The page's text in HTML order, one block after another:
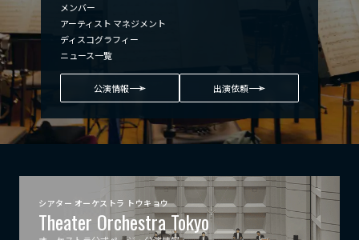
メンバー
アーティスト マネジメント
ディスコグラフィー
ニュース一覧
公演情報 出演依頼
シアター オーケストラ トウキョウ
Theater Orchestra Tokyo